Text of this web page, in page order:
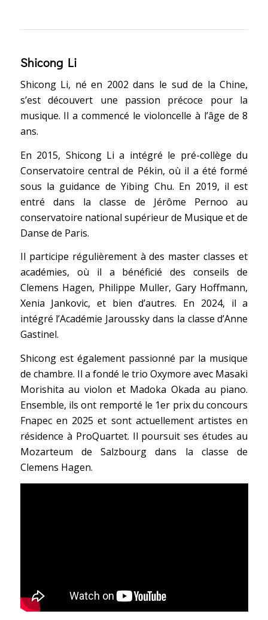
Shicong Li
Shicong Li, né en 2002 dans le sud de la Chine,
s’est découvert une passion précoce pour la
musique. Il a commencé le violoncelle à l’âge de 8
ans.
En 2015, Shicong Li a intégré le pré-collège du
Conservatoire central de Pékin, où il a été formé
sous la guidance de Yibing Chu. En 2019, il est
entré dans la classe de Jérôme Pernoo au
conservatoire national supérieur de Musique et de
Danse de Paris.
Il participe régulièrement à des master classes et
académies, où il a bénéficié des conseils de
Clemens Hagen, Philippe Muller, Gary Hoffmann,
Xenia Jankovic, et bien d’autres. En 2024, il a
intégré l’Académie Jaroussky dans la classe d’Anne
Gastinel.
Shicong est également passionné par la musique
de chambre. Il a fondé le trio Oxymore avec Masaki
Morishita au violon et Madoka Okada au piano.
Ensemble, ils ont remporté le 1er prix du concours
Fnapec en 2025 et sont actuellement artistes en
résidence à ProQuartet. Il poursuit ses études au
Mozarteum de Salzbourg dans la classe de
Clemens Hagen.